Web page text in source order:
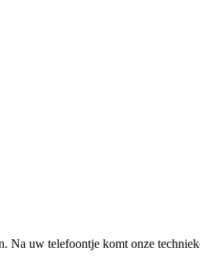
uw telefoontje komt onze